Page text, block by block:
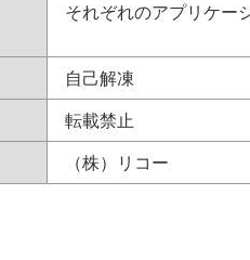
それぞれのアプリケー
自己解凍
転載禁止
（株）リコー